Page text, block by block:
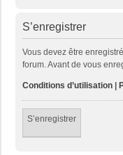
S’enregistrer
Vous devez être
forum. Avant de vous
Conditions d’utilisation |
S’enregistrer